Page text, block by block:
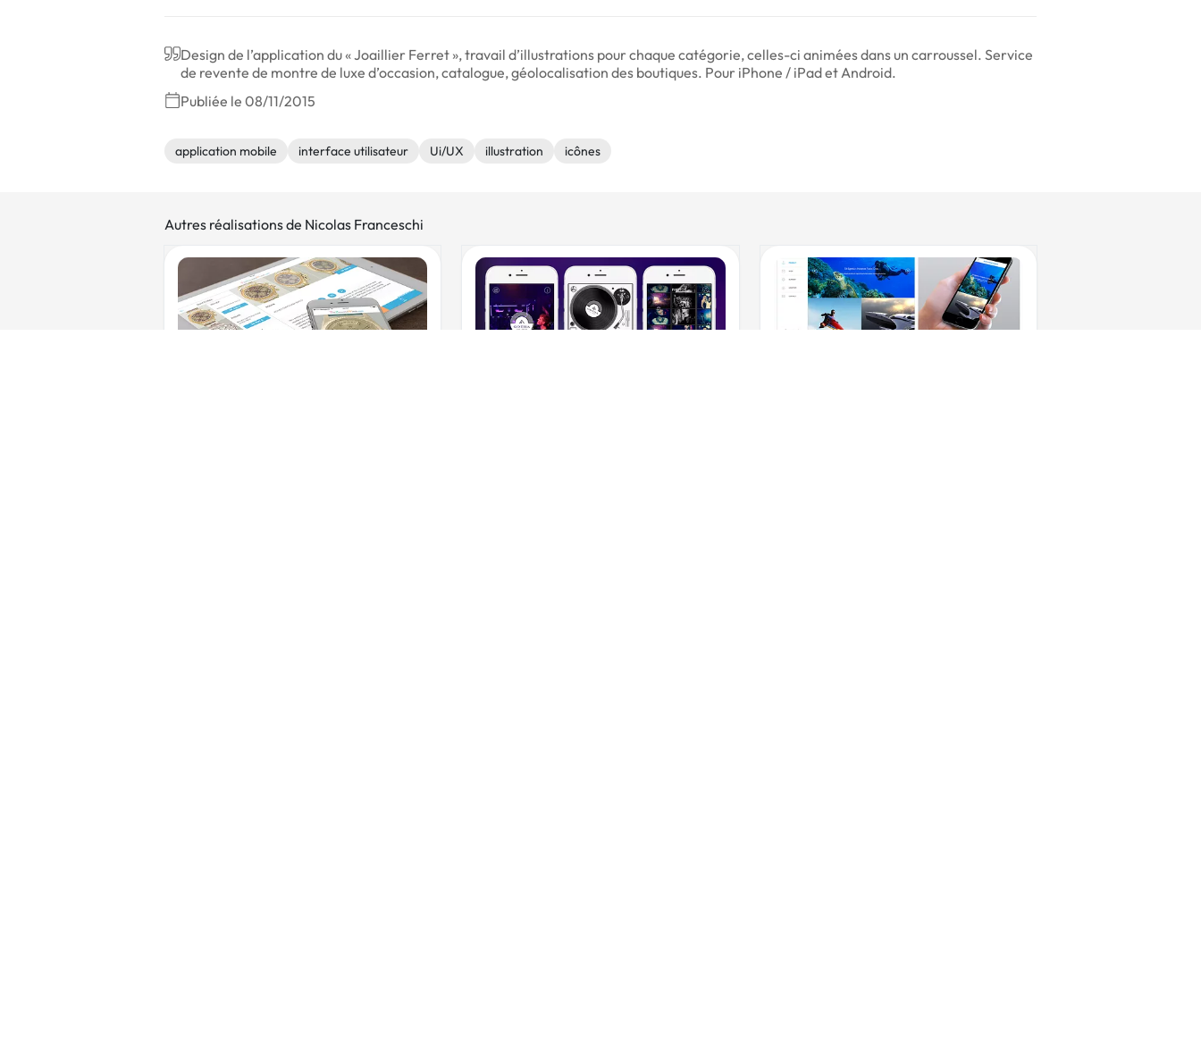
Design de l’application du « Joaillier Ferret », travail d’illustrations pour chaque catégorie, celles-ci animées dans un carroussel. Service
de revente de montre de luxe d’occasion, catalogue, géolocalisation des boutiques. Pour iPhone / iPad et Android.
Publiée le 08/11/2015
application mobile interface utilisateur Ui/UX illustration icônes
Autres réalisations de Nicolas Franceschi